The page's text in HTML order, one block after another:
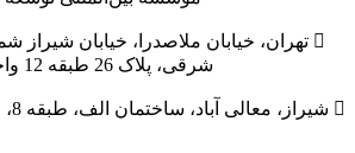
 تهران، خیابان ملاصدرا، خیابان شیراز
شرقی، پلاک 26 طبقه 12 واحد A
 شیراز، معالی آباد، ساختمان الف، طبقه 8، واحد 807